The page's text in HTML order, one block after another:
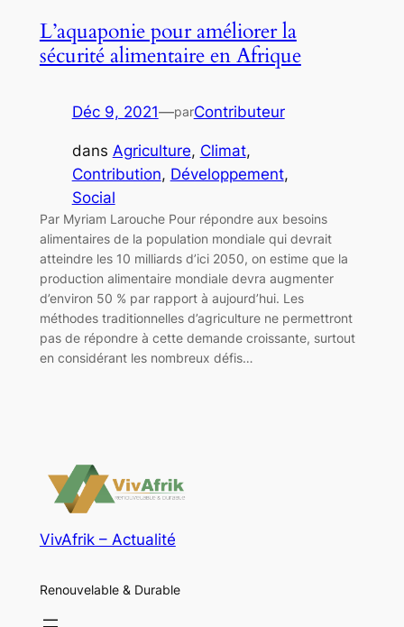
L’aquaponie pour améliorer la
sécurité alimentaire en Afrique
Déc 9, 2021—parContributeur
dans Agriculture, Climat
Contribution, Développement
Social
Par Myriam Larouche Pour répondre aux besoins
alimentaires de la population mondiale qui devrait
atteindre les 10 milliards d’ici 2050, on estime que la
production alimentaire mondiale devra augmenter
d’environ 50 % par rapport à aujourd’hui. Les
méthodes traditionnelles d’agriculture ne permettront
pas de répondre à cette demande croissante, surtout
en considérant les nombreux défis…
VivAfrik – Actualité
Renouvelable & Durable